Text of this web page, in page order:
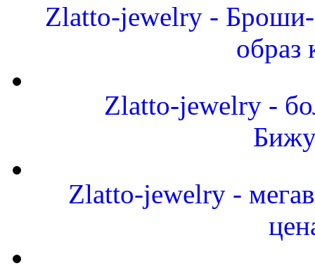
Zlatto-jewelry -
образ
Zlatto-jewelry -
Zlatto-jewelry -